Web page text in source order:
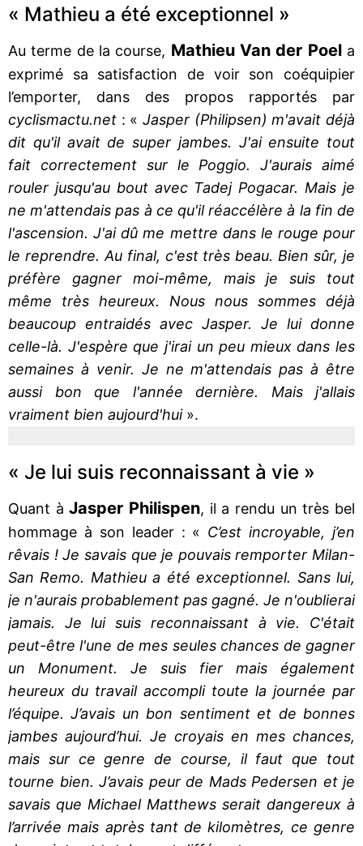
« Mathieu a été exceptionnel »
Au terme de la course, Mathieu Van der Poela
exprimé sa satisfaction de voir son coéquipier
l’emporter, dans des propos rapportés par
cyclismactu.net : « Jasper (Philipsen) m'avait déjà
dit qu'il avait de super jambes. J'ai ensuite tout
fait correctement sur le Poggio. J'aurais aimé
rouler jusqu'au bout avec Tadej Pogacar. Mais je
ne m'attendais pas à ce qu'il réaccélère à la fin de
l'ascension. J'ai dû me mettre dans le rouge pour
le reprendre. Au final, c'est très beau. Bien sûr, je
préfère gagner moi-même, mais je suis tout
même très heureux. Nous nous sommes déjà
beaucoup entraidés avec Jasper. Je lui donne
celle-là. J'espère que j'irai un peu mieux dans les
semaines à venir. Je ne m'attendais pas à être
aussi bon que l'année dernière. Mais j'allais
vraiment bien aujourd'hui ».
« Je lui suis reconnaissant à vie »
Quant à Jasper Philispen, il a rendu un très bel
hommage à son leader : « C’est incroyable, j’en
rêvais ! Je savais que je pouvais remporter Milan-
San Remo. Mathieu a été exceptionnel. Sans lui,
je n'aurais probablement pas gagné. Je n'oublierai
jamais. Je lui suis reconnaissant à vie. C'était
peut-être l'une de mes seules chances de gagner
un Monument. Je suis fier mais également
heureux du travail accompli toute la journée par
l’équipe. J’avais un bon sentiment et de bonnes
jambes aujourd’hui. Je croyais en mes chances,
mais sur ce genre de course, il faut que tout
tourne bien. J’avais peur de Mads Pedersen et je
savais que Michael Matthews serait dangereux à
l’arrivée mais après tant de kilomètres, ce genre